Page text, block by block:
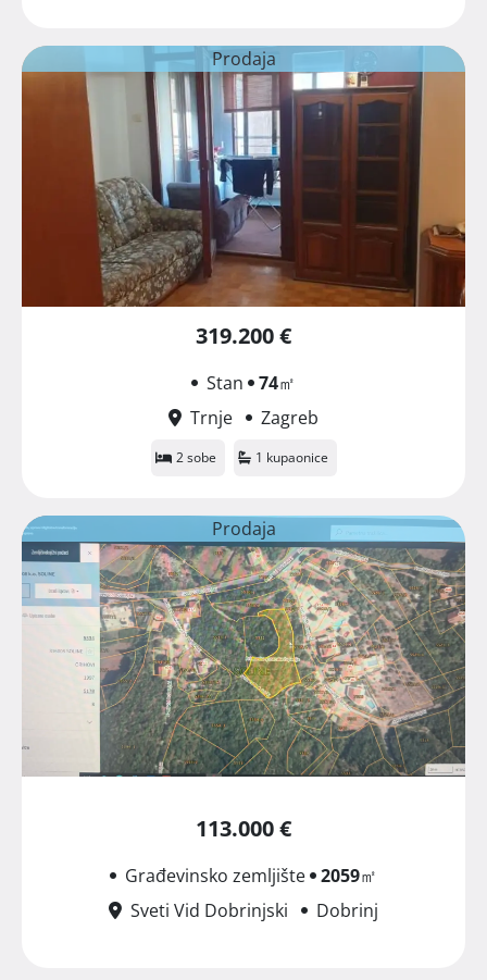
Prodaja
319.200 €
Stan 74㎡
Trnje
Zagreb
2 sobe 1 kupaonice
Prodaja
113.000 €
Građevinsko zemljište 2059㎡
Sveti Vid Dobrinjski
Dobrinj